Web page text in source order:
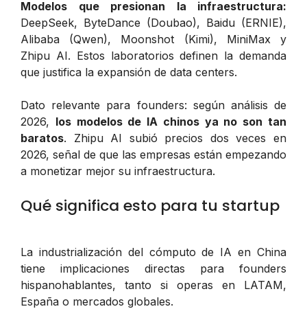
Modelos que presionan la infraestructura:
DeepSeek, ByteDance (Doubao), Baidu (ERNIE),
Alibaba (Qwen), Moonshot (Kimi), MiniMax y
Zhipu AI. Estos laboratorios definen la demanda
que justifica la expansión de data centers.
Dato relevante para founders: según análisis de
2026, los modelos de IA chinos ya no son tan
baratos. Zhipu AI subió precios dos veces en
2026, señal de que las empresas están empezando
a monetizar mejor su infraestructura.
Qué significa esto para tu startup
La industrialización del cómputo de IA en China
tiene implicaciones directas para founders
hispanohablantes, tanto si operas en LATAM,
España o mercados globales.